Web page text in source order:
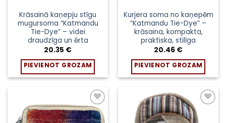
Krāsainā kaņepju stīgu
mugursoma “Katmandu
Tie-Dye” – videi
draudzīga un ērta
20.35 €
PIEVIENOT GROZAM
Kurjera soma no kaņepēm
“Katmandu Tie-Dye” –
krāsaina, kompakta,
praktiska, stilīga
20.46 €
PIEVIENOT GROZAM